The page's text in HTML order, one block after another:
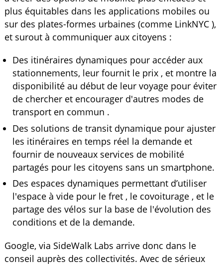
plus équitables dans les applications mobiles ou
sur des plates-formes urbaines (comme LinkNYC ),
et surout à communiquer aux citoyens :
Des itinéraires dynamiques pour accéder aux
stationnements, leur fournit le prix , et montre la
disponibilité au début de leur voyage pour éviter
de chercher et encourager d'autres modes de
transport en commun .
Des solutions de transit dynamique pour ajuster
les itinéraires en temps réel la demande et
fournir de nouveaux services de mobilité
partagés pour les citoyens sans un smartphone.
Des espaces dynamiques permettant d’utiliser
l'espace à vide pour le fret , le covoiturage , et le
partage des vélos sur la base de l'évolution des
conditions et de la demande.
Google, via SideWalk Labs arrive donc dans le
conseil auprès des collectivités. Avec de sérieux